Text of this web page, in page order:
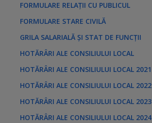
FORMULARE RELAȚII CU PUBLICUL
FORMULARE STARE CIVILĂ
GRILA SALARIALĂ ȘI STAT DE FUNCȚII
HOTĂRÂRI ALE CONSILIULUI LOCAL
HOTĂRÂRI ALE CONSILIULUI LOCAL 2021
HOTĂRÂRI ALE CONSILIULUI LOCAL 2022
HOTĂRÂRI ALE CONSILIULUI LOCAL 2023
HOTĂRÂRI ALE CONSILIULUI LOCAL 2024